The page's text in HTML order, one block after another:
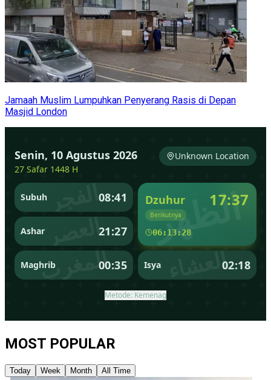
Jamaah Muslim Lumpuhkan Penyerang Rasis di Depan
Masjid London
MOST POPULAR
Today Week Month All Time